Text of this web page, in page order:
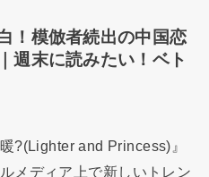
！模倣者続出の中国恋
週末に読みたい！ベト
?(Lighter and Princess)』
メディア上で新しいトレン